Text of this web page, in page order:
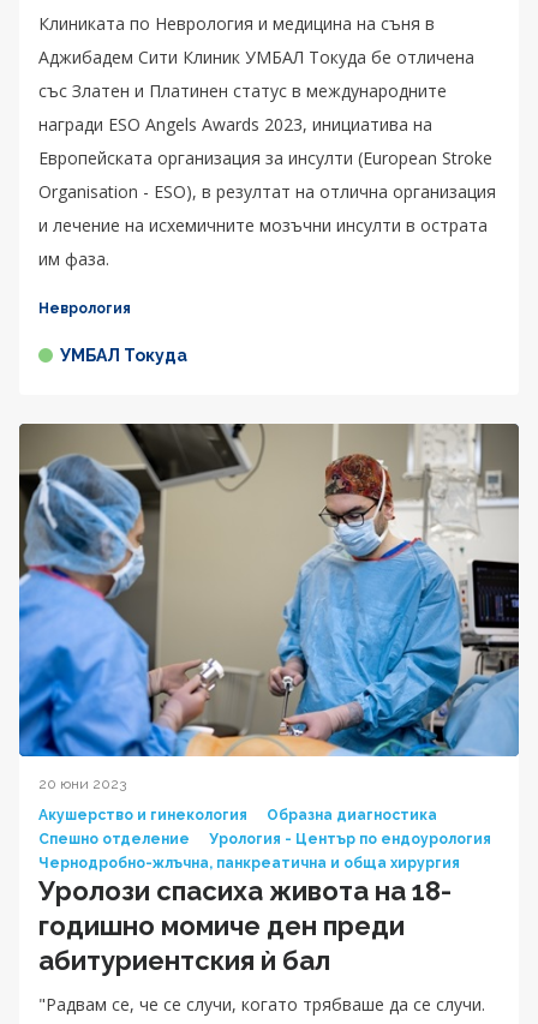
Клиниката по Неврология и медицина на съня в
Аджибадем Сити Клиник УМБАЛ Токуда бе отличена
със Златен и Платинен статус в международните
награди ESO Angels Awards 2023, инициатива на
Европейската организация за инсулти (European Stroke
Organisation - ESO), в резултат на отлична организация
и лечение на исхемичните мозъчни инсулти в острата
им фаза.
Неврология
УМБАЛ Токуда
20 юни 2023
Акушерство и гинекология
Образна диагностика
Спешно отделение
Урология - Център по ендоурология
Чернодробно-жлъчна, панкреатична и обща хирургия
Уролози спасиха живота на 18-
годишнo момиче ден преди
абитуриентския ѝ бал
"Радвам се, че се случи, когато трябваше да се случи.